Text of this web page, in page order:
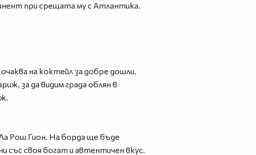
при срещата му с Атлантика.
на коктейл за добре дошли.
за да видим града облян в
Рош Гион. На борда ще бъде
със своя богат и автентичен вкус.